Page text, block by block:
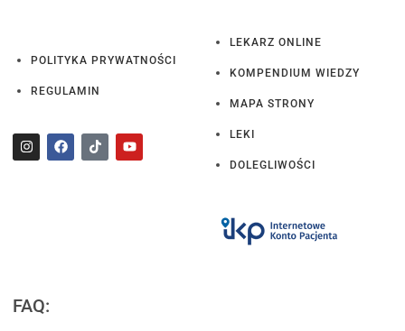
POLITYKA PRYWATNOŚCI
REGULAMIN
LEKARZ ONLINE
KOMPENDIUM WIEDZY
MAPA STRONY
LEKI
DOLEGLIWOŚCI
FAQ: